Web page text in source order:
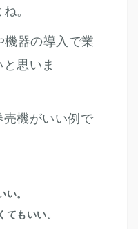
。
器の導入で業
思いま
機がいい例で
。
てもいい。